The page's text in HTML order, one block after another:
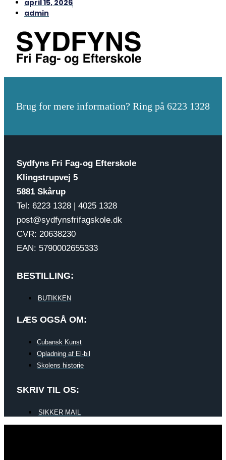
april 15, 2026
admin
Brug for mere information? Ring på 6223 1328
Sydfyns Fri Fag-og Efterskole
Klingstrupvej 5
5881 Skårup
Tel: 6223 1328 | 4025 1328
post@sydfynsfrifagskole.dk
CVR: 20638230
EAN: 5790002655333
BESTILLING:
BUTIKKEN
LÆS OGSÅ OM:
Cubansk Kunst
Opladning af El-bil
Skolens historie
SKRIV TIL OS:
SIKKER MAIL